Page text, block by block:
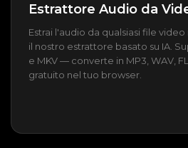
Estrattore Audio da
Estrai l'audio da qualsiasi file
il nostro estrattore basato su IA.
e MKV — converte in MP3, WAV,
gratuito nel tuo browser.